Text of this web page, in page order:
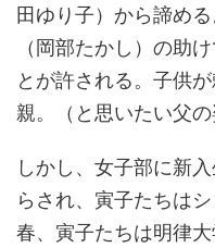
田ゆり子）から諦め
（岡部たかし）の助
とが許される。子供
親。（と思いたい父の
しかし、女子部に新
らされ、寅子たちは
春、寅子たちは明律